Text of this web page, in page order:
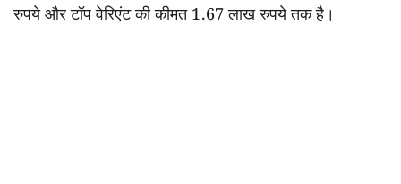
रुपये और टॉप वेरिएंट की कीमत 1.67 लाख रुपये तक है।